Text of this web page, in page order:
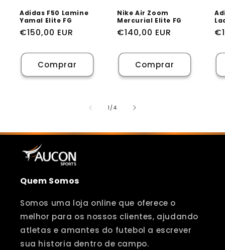
Adidas F50 Lamine
Yamal Elite FG
Preço
€150,00 EUR
Comprar
Nike Air Zoom
Mercurial Elite FG
Preço
€140,00 EUR
Comprar
1 /de
4
Quem Somos
Somos uma loja online que oferece o
melhor para os nossos clientes, ajudando
atletas e amantes do futebol a escrever
sua historia dentro de campo.